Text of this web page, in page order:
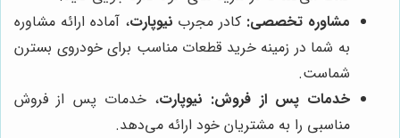
مشاوره تخصصی: کادر مجرب نیوپارت، آماده ارائه مشاوره
به شما در زمینه خرید قطعات مناسب برای خودروی بسترن
شماست.
خدمات پس از فروش: نیوپارت، خدمات پس از فروش
مناسبی را به مشتریان خود ارائه می‌دهد.